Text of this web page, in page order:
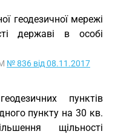
геодезичної мережі
державі в особі
№ 836 від 08.11.2017
пунктів
пункту на 30 кв.
щільності